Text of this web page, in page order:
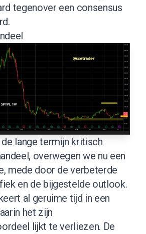
tegenover een consensus
lange termijn kritisch
overwegen we nu een
mede door de verbeterde
en de bijgestelde outlook.
al geruime tijd in een
het zijn
lijkt te verliezen. De